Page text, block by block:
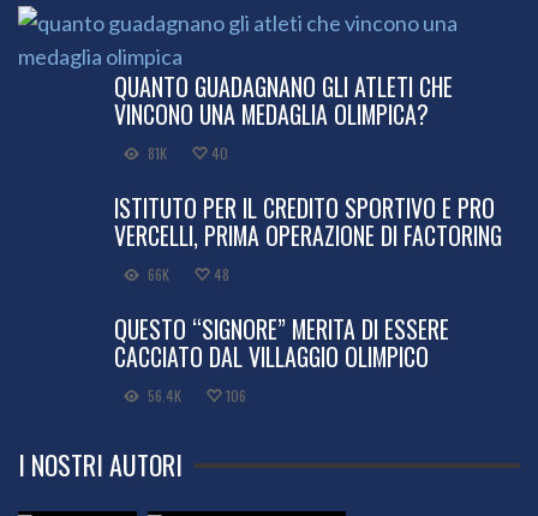
QUANTO GUADAGNANO GLI ATLETI CHE
VINCONO UNA MEDAGLIA OLIMPICA?
81K 40
ISTITUTO PER IL CREDITO SPORTIVO E PRO
VERCELLI, PRIMA OPERAZIONE DI FACTORING
66K 48
QUESTO “SIGNORE” MERITA DI ESSERE
CACCIATO DAL VILLAGGIO OLIMPICO
56.4K 106
I NOSTRI AUTORI